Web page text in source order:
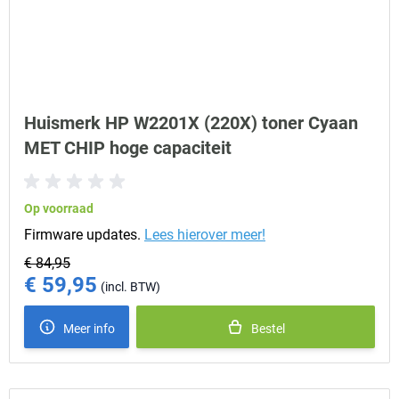
Huismerk HP W2201X (220X) toner Cyaan
MET CHIP hoge capaciteit
Op voorraad
Firmware updates. Lees hierover meer!
€ 84,95
Special Price
€ 59,95
Meer info Bestel